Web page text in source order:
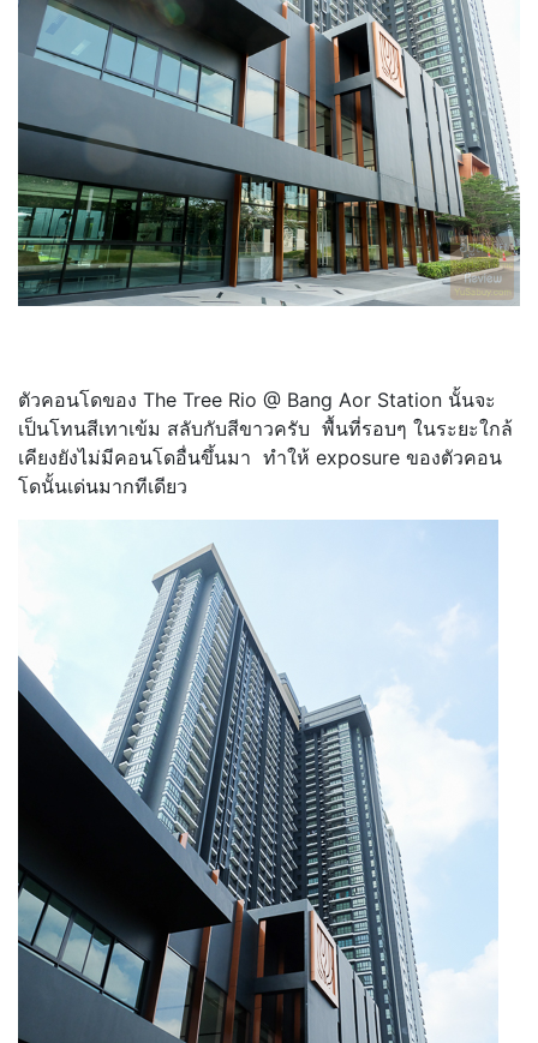
ตัวคอนโดของ The Tree Rio @ Bang Aor Station นั้นจะ
เป็นโทนสีเทาเข้ม สลับกับสีขาวครับ พื้นที่รอบๆ ในระยะใกล้
เคียงยังไม่มีคอนโดอื่นขึ้นมา ทำให้ exposure ของตัวคอน
โดนั้นเด่นมากทีเดียว